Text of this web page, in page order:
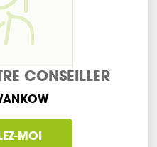
CONSEILLER
MOI